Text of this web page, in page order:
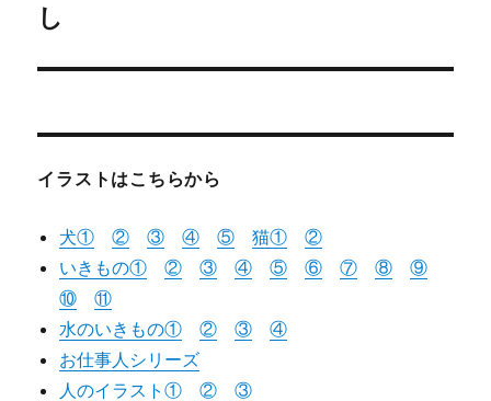
ー
シ
ン
の
稿:
し
イラストはこちらから
犬① ② ③ ④ ⑤ 猫①
②
いきもの①
② ③ ④ ⑤ ⑥ ⑦ ⑧
⑨
⑩
⑪
水のいきもの①
② ③
④
お仕事人シリーズ
人のイラスト①
② ③